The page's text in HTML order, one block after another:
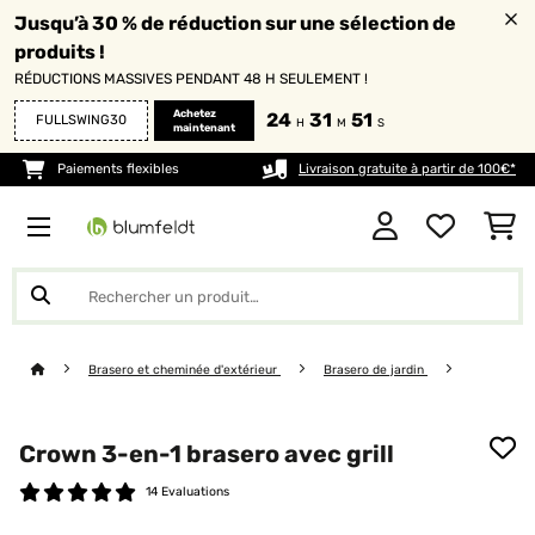
Jusqu’à 30 % de réduction sur une sélection de
produits !
RÉDUCTIONS MASSIVES PENDANT 48 H SEULEMENT !
FULLSWING30
Achetez
maintenant
24 H 31 M 49 S
Paiements flexibles Livraison gratuite à partir de 100€*
Brasero et cheminée d'extérieur Brasero de jardin
Crown 3-en-1 brasero avec grill
14 Evaluations